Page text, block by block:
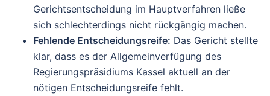
Gerichtsentscheidung im Hauptverfahren ließe
sich schlechterdings nicht rückgängig machen.
Fehlende Entscheidungsreife: Das Gericht stellte
klar, dass es der Allgemeinverfügung des
Regierungspräsidiums Kassel aktuell an der
nötigen Entscheidungsreife fehlt.